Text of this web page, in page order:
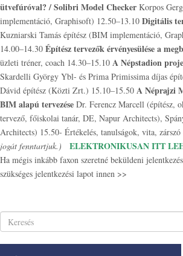
ütvefúróval? / Solibri Model Checker Korpos
implementáció, Graphisoft) 12.50–13.10 Digitális
Kuzniarski Tamás építész (BIM implementáció,
14.00–14.30 Építész tervezők érvényesülése a
üzleti tréner, coach 14.30–15.10 A Népstadion
Skardelli György Ybl- és Prima Primissima díjas
Dávid építész (Közti Zrt.) 15.10–15.50 A Néprajzi
BIM alapú tervezése Dr. Ferencz Marcell (építész,
tervező, főiskolai tanár, DE, Napur Architects),
Architects) 15.50- Értékelés, tanulságok, vita, zárszó
jogát fenntartjuk.)
ELEKTRONIKUSAN ITT
Ha mégis inkább faxon szeretné beküldeni
szükséges jelentkezési lapot innen >>